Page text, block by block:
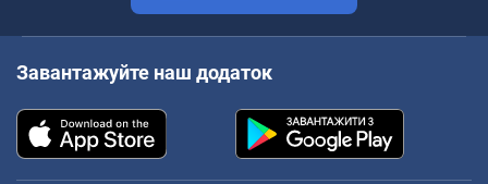
Завантажуйте наш додаток